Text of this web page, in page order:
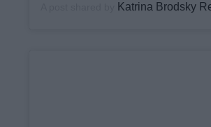
Katrina Brodsky